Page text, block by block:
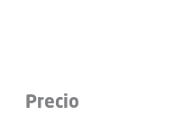
Precio